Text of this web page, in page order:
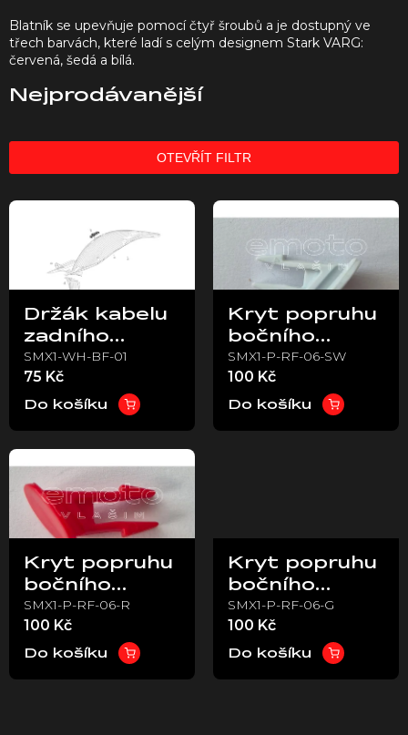
Blatník se upevňuje pomocí čtyř šroubů a je dostupný ve
třech barvách, které ladí s celým designem Stark VARG:
červená, šedá a bílá.
Nejprodávanější
OTEVŘÍT FILTR
V
Držák kabelu
zadního
blatníku –
Stark VARG
SMX1-WH-BF-01
75 Kč
Do košíku
Kryt popruhu
bočního
stojanu (bílý) –
Stark VARG
SMX1-P-RF-06-SW
100 Kč
Do košíku
Kryt popruhu
bočního
stojanu
(červený) –
Stark VARG
SMX1-P-RF-06-R
100 Kč
Do košíku
Kryt popruhu
bočního
stojanu (šedý)
– Stark VARG
SMX1-P-RF-06-G
100 Kč
Do košíku